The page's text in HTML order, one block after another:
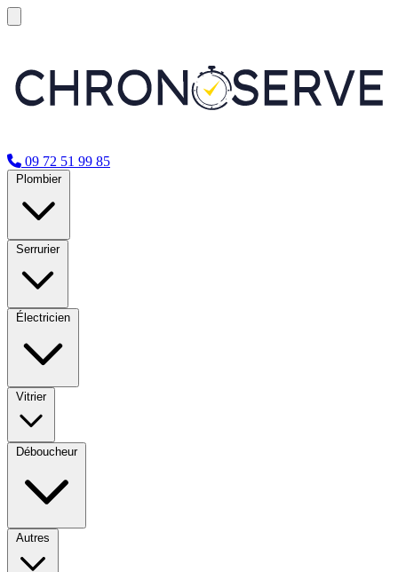
09 72 51 99 85
Plombier
Serrurier
Électricien
Vitrier
Déboucheur
Autres